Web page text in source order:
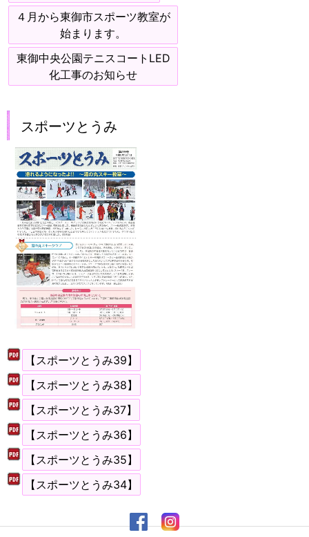
４月から東御市スポーツ教室が
始まります。
東御中央公園テニスコートLED
化工事のお知らせ
スポーツとうみ
【スポーツとうみ39】
【スポーツとうみ38】
【スポーツとうみ37】
【スポーツとうみ36】
【スポーツとうみ35】
【スポーツとうみ34】